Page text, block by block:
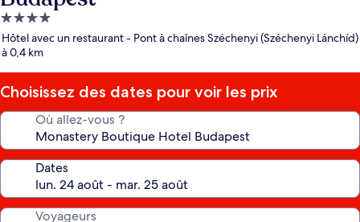
Hébergement
4.0 étoiles
Hôtel avec un restaurant - Pont à chaînes Széchenyi (Széchenyi Lánchíd)
à 0,4 km
Choisissez des dates pour voir les prix
Où allez-vous ?
Dates
Voyageurs